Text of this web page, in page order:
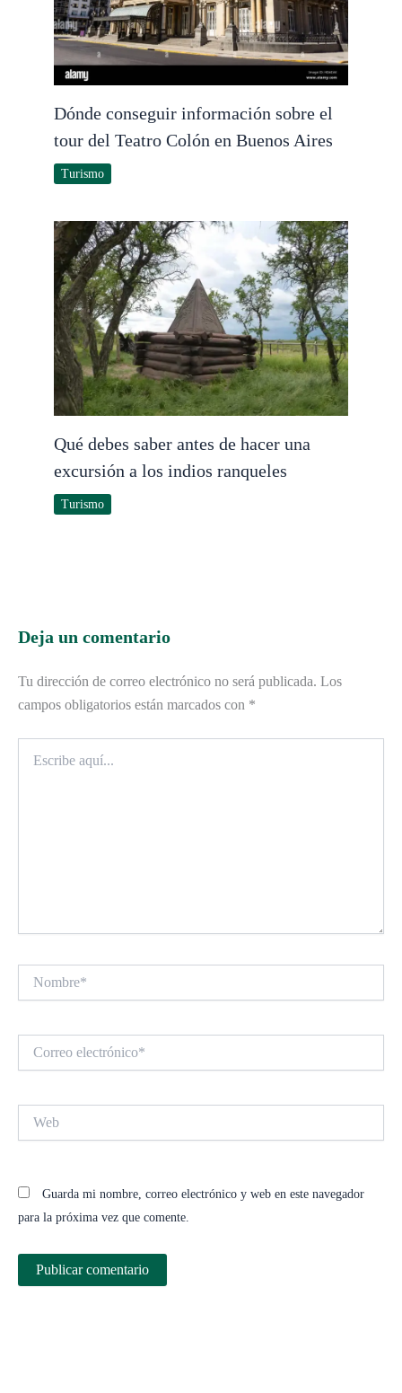
Dónde conseguir información sobre el
tour del Teatro Colón en Buenos Aires
Turismo
Qué debes saber antes de hacer una
excursión a los indios ranqueles
Turismo
Deja un comentario
Tu dirección de correo electrónico no será publicada. Los
campos obligatorios están marcados con *
aquí...
electrónico*
Guarda mi nombre, correo electrónico y web en este navegador
para la próxima vez que comente.